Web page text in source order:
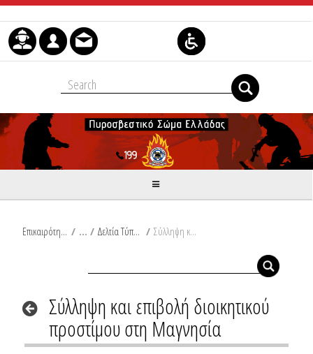
Skip to Content
Επικαιρότητα / Δελτία Τύπου / Σύλληψη και επιβολή διοικητικού προστίμου στη Μαγνησία
Σύλληψη και επιβολή διοικητικού
προστίμου στη Μαγνησία